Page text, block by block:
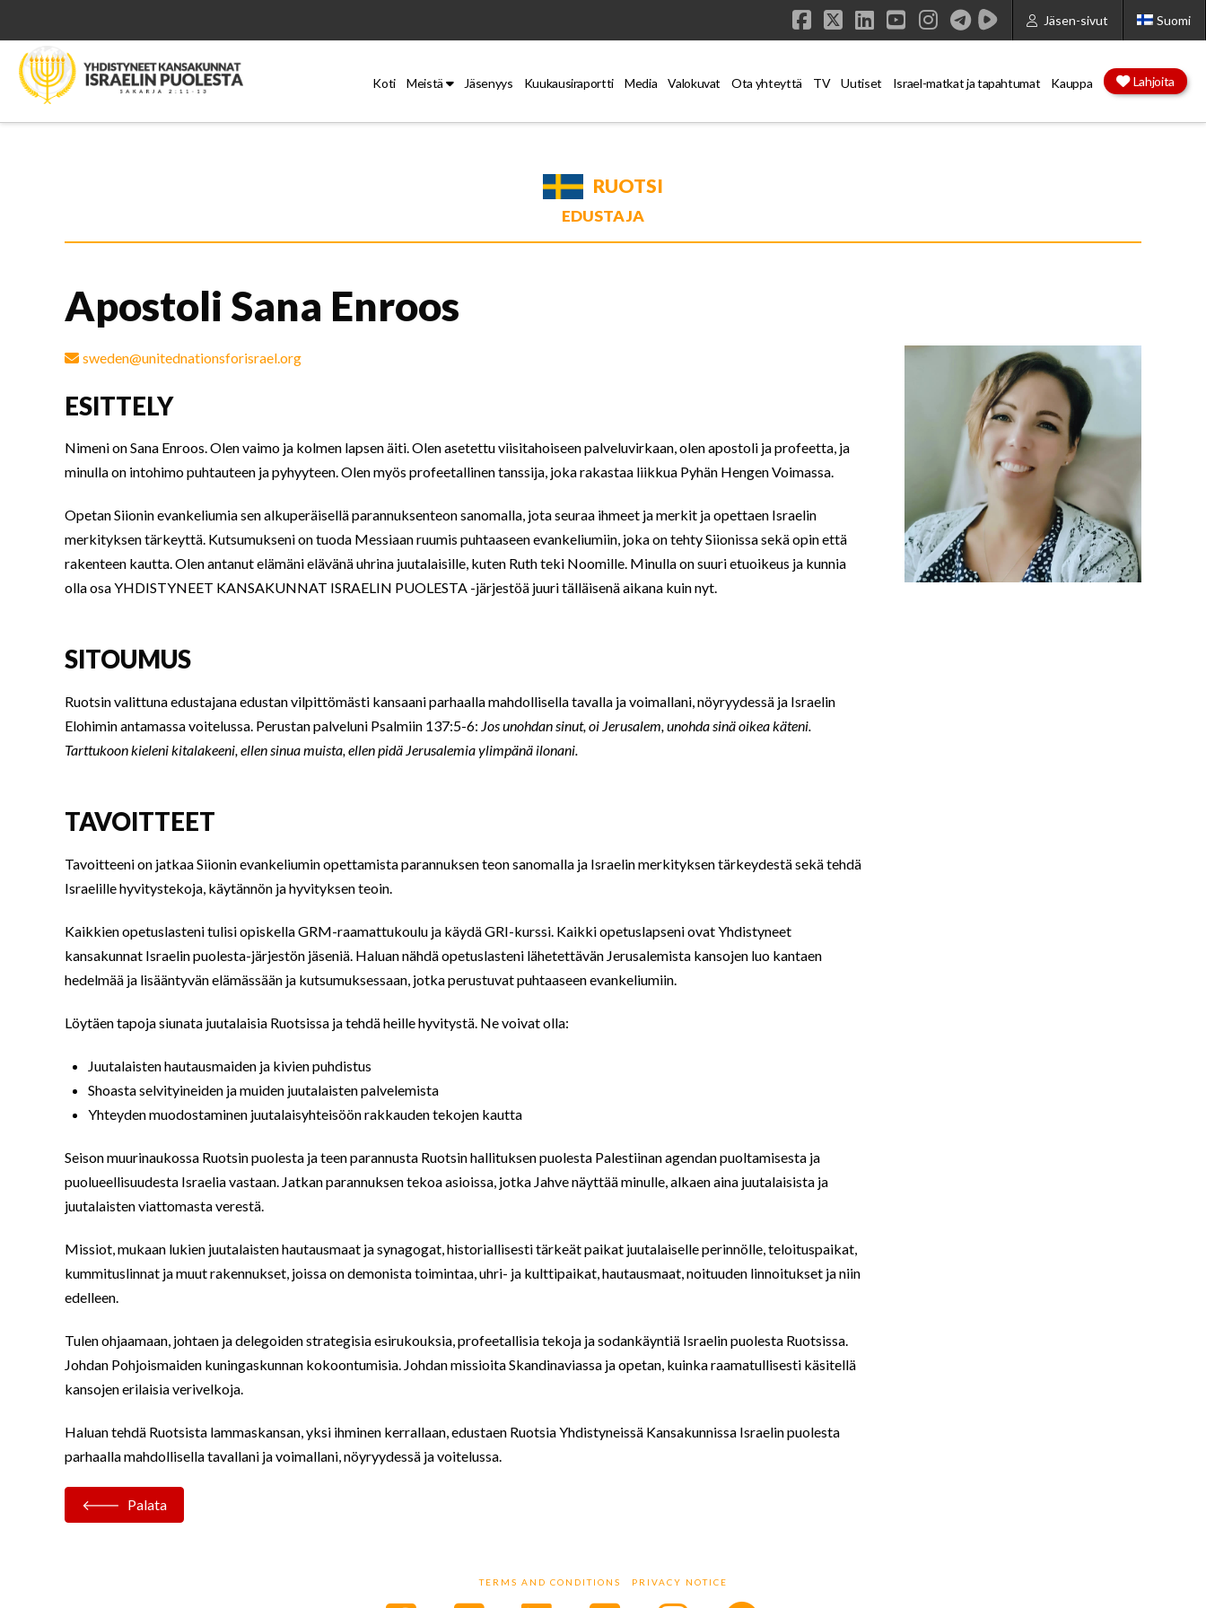
Jäsen-sivut Suomi
Facebook
X LinkedIn
YouTube
Instagram
Koti Meistä Jäsenyys Kuukausiraportti Media Valokuvat Ota yhteyttä TV Uutiset Israel-matkat ja tapahtumat Kauppa Lahjoita
RUOTSI
EDUSTAJA
Apostoli Sana Enroos
sweden@unitednationsforisrael.org
ESITTELY
Nimeni on Sana Enroos. Olen vaimo ja kolmen lapsen äiti. Olen asetettu viisitahoiseen palveluvirkaan, olen apostoli ja profeetta, ja
minulla on intohimo puhtauteen ja pyhyyteen. Olen myös profeetallinen tanssija, joka rakastaa liikkua Pyhän Hengen Voimassa.
Opetan Siionin evankeliumia sen alkuperäisellä parannuksenteon sanomalla, jota seuraa ihmeet ja merkit ja opettaen Israelin
merkityksen tärkeyttä. Kutsumukseni on tuoda Messiaan ruumis puhtaaseen evankeliumiin, joka on tehty Siionissa sekä opin että
rakenteen kautta. Olen antanut elämäni elävänä uhrina juutalaisille, kuten Ruth teki Noomille. Minulla on suuri etuoikeus ja kunnia
olla osa YHDISTYNEET KANSAKUNNAT ISRAELIN PUOLESTA -järjestöä juuri tälläisenä aikana kuin nyt.
SITOUMUS
Ruotsin valittuna edustajana edustan vilpittömästi kansaani parhaalla mahdollisella tavalla ja voimallani, nöyryydessä ja Israelin
Elohimin antamassa voitelussa. Perustan palveluni Psalmiin 137:5-6: Jos unohdan sinut, oi Jerusalem, unohda sinä oikea käteni.
Tarttukoon kieleni kitalakeeni, ellen sinua muista, ellen pidä Jerusalemia ylimpänä ilonani.
TAVOITTEET
Tavoitteeni on jatkaa Siionin evankeliumin opettamista parannuksen teon sanomalla ja Israelin merkityksen tärkeydestä sekä tehdä
Israelille hyvitystekoja, käytännön ja hyvityksen teoin.
Kaikkien opetuslasteni tulisi opiskella GRM-raamattukoulu ja käydä GRI-kurssi. Kaikki opetuslapseni ovat Yhdistyneet
kansakunnat Israelin puolesta-järjestön jäseniä. Haluan nähdä opetuslasteni lähetettävän Jerusalemista kansojen luo kantaen
hedelmää ja lisääntyvän elämässään ja kutsumuksessaan, jotka perustuvat puhtaaseen evankeliumiin.
Löytäen tapoja siunata juutalaisia Ruotsissa ja tehdä heille hyvitystä. Ne voivat olla:
Juutalaisten hautausmaiden ja kivien puhdistus
Shoasta selvityineiden ja muiden juutalaisten palvelemista
Yhteyden muodostaminen juutalaisyhteisöön rakkauden tekojen kautta
Seison muurinaukossa Ruotsin puolesta ja teen parannusta Ruotsin hallituksen puolesta Palestiinan agendan puoltamisesta ja
puolueellisuudesta Israelia vastaan. Jatkan parannuksen tekoa asioissa, jotka Jahve näyttää minulle, alkaen aina juutalaisista ja
juutalaisten viattomasta verestä.
Missiot, mukaan lukien juutalaisten hautausmaat ja synagogat, historiallisesti tärkeät paikat juutalaiselle perinnölle, teloituspaikat,
kummituslinnat ja muut rakennukset, joissa on demonista toimintaa, uhri- ja kulttipaikat, hautausmaat, noituuden linnoitukset ja niin
edelleen.
Tulen ohjaamaan, johtaen ja delegoiden strategisia esirukouksia, profeetallisia tekoja ja sodankäyntiä Israelin puolesta Ruotsissa.
Johdan Pohjoismaiden kuningaskunnan kokoontumisia. Johdan missioita Skandinaviassa ja opetan, kuinka raamatullisesti käsitellä
kansojen erilaisia verivelkoja.
Haluan tehdä Ruotsista lammaskansan, yksi ihminen kerrallaan, edustaen Ruotsia Yhdistyneissä Kansakunnissa Israelin puolesta
parhaalla mahdollisella tavallani ja voimallani, nöyryydessä ja voitelussa.
Palata
TERMS AND CONDITIONS PRIVACY NOTICE